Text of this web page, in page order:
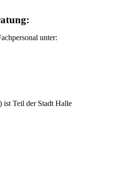
unter:
ist Teil der Stadt Halle